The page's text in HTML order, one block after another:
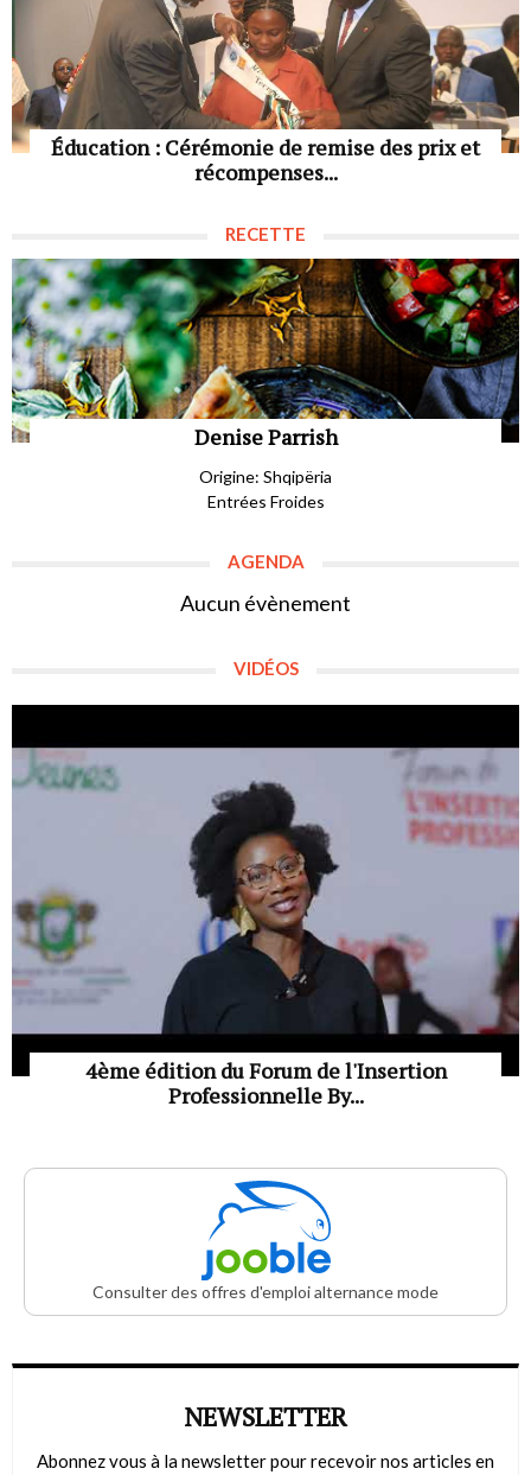
Éducation : Cérémonie de remise des prix et
récompenses...
RECETTE
Denise Parrish
Origine: Shqipëria
Entrées Froides
AGENDA
Aucun évènement
VIDÉOS
4ème édition du Forum de l'Insertion
Professionnelle By...
Consulter des offres d'emploi alternance mode
NEWSLETTER
Abonnez vous à la newsletter pour recevoir nos articles en